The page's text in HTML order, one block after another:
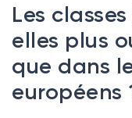
Les
elles plus
que dans
européens